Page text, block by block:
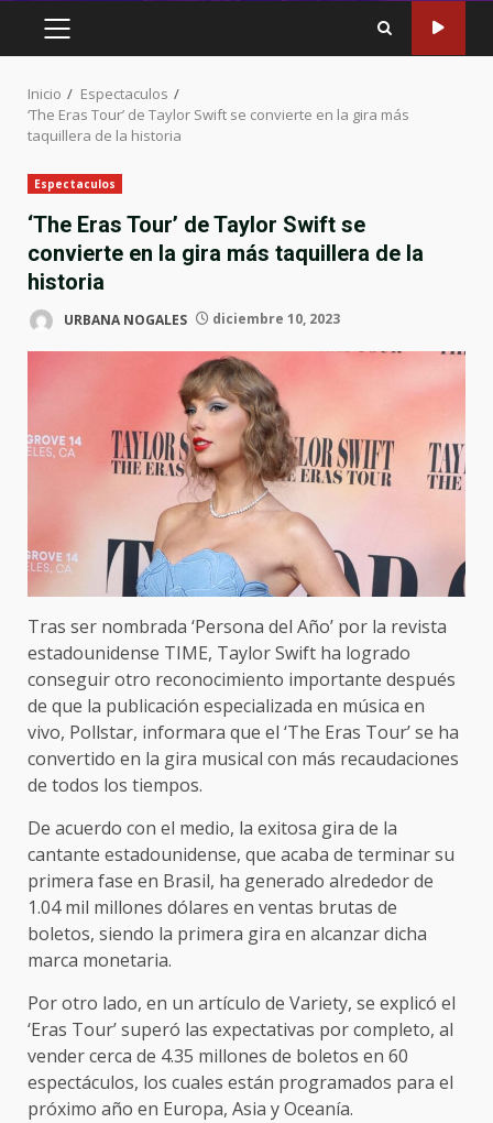
MENÚ
PRINCIPAL
Inicio
Espectaculos
‘The Eras Tour’ de Taylor Swift se convierte en la gira más
taquillera de la historia
Espectaculos
‘The Eras Tour’ de Taylor Swift se
convierte en la gira más taquillera de la
historia
URBANA NOGALES diciembre 10, 2023
Tras ser nombrada ‘Persona del Año’ por la revista
estadounidense TIME, Taylor Swift ha logrado
conseguir otro reconocimiento importante después
de que la publicación especializada en música en
vivo, Pollstar, informara que el ‘The Eras Tour’ se ha
convertido en la gira musical con más recaudaciones
de todos los tiempos.
De acuerdo con el medio, la exitosa gira de la
cantante estadounidense, que acaba de terminar su
primera fase en Brasil, ha generado alrededor de
1.04 mil millones dólares en ventas brutas de
boletos, siendo la primera gira en alcanzar dicha
marca monetaria.
Por otro lado, en un artículo de Variety, se explicó el
‘Eras Tour’ superó las expectativas por completo, al
vender cerca de 4.35 millones de boletos en 60
espectáculos, los cuales están programados para el
próximo año en Europa, Asia y Oceanía.